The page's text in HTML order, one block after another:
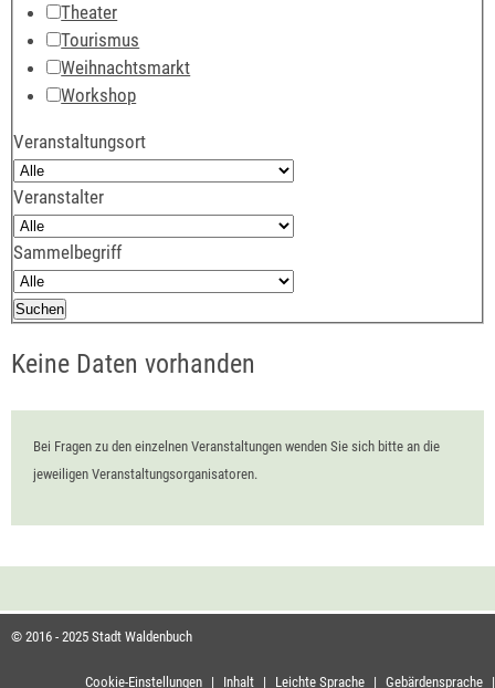
Theater
Tourismus
Weihnachtsmarkt
Workshop
Veranstaltungsort
Veranstalter
Sammelbegriff
Keine Daten vorhanden
Bei Fragen zu den einzelnen Veranstaltungen wenden Sie sich bitte an die
jeweiligen Veranstaltungsorganisatoren.
© 2016 - 2025 Stadt Waldenbuch
Cookie-Einstellungen | Inhalt | Leichte Sprache | Gebärdensprache |